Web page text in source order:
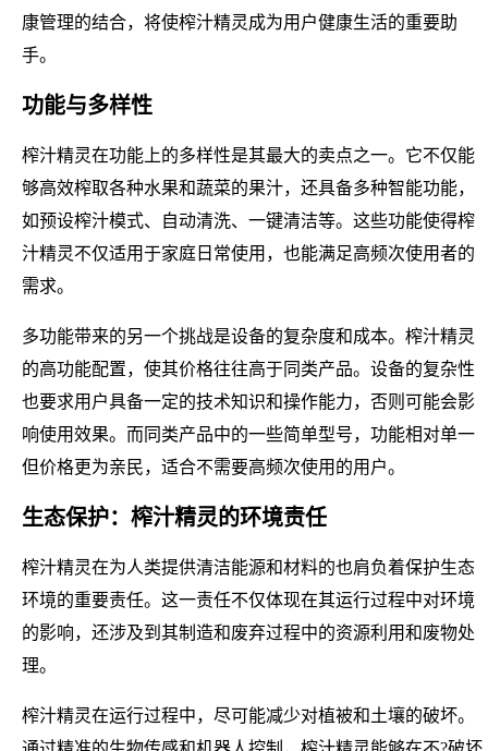
康管理的结合，将使榨汁精灵成为用户健康生活的重要助
手。
功能与多样性
榨汁精灵在功能上的多样性是其最大的卖点之一。它不仅能
够高效榨取各种水果和蔬菜的果汁，还具备多种智能功能，
如预设榨汁模式、自动清洗、一键清洁等。这些功能使得榨
汁精灵不仅适用于家庭日常使用，也能满足高频次使用者的
需求。
多功能带来的另一个挑战是设备的复杂度和成本。榨汁精灵
的高功能配置，使其价格往往高于同类产品。设备的复杂性
也要求用户具备一定的技术知识和操作能力，否则可能会影
响使用效果。而同类产品中的一些简单型号，功能相对单一
但价格更为亲民，适合不需要高频次使用的用户。
生态保护：榨汁精灵的环境责任
榨汁精灵在为人类提供清洁能源和材料的也肩负着保护生态
环境的重要责任。这一责任不仅体现在其运行过程中对环境
的影响，还涉及到其制造和废弃过程中的资源利用和废物处
理。
榨汁精灵在运行过程中，尽可能减少对植被和土壤的破坏。